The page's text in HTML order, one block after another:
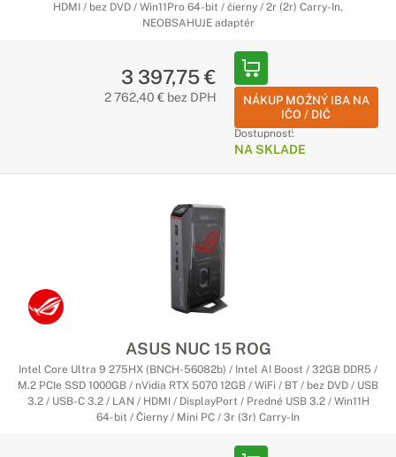
HDMI / bez DVD / Win11Pro 64-bit / čierny / 2r (2r) Carry-In,
NEOBSAHUJE adaptér
3 397,75 €
2 762,40 € bez DPH
NÁKUP MOŽNÝ IBA NA
IČO / DIČ
Dostupnosť:
NA SKLADE
ASUS NUC 15 ROG
Intel Core Ultra 9 275HX (BNCH-56082b) / Intel AI Boost / 32GB DDR5 /
M.2 PCIe SSD 1000GB / nVidia RTX 5070 12GB / WiFi / BT / bez DVD / USB
3.2 / USB-C 3.2 / LAN / HDMI / DisplayPort / Predné USB 3.2 / Win11H
64-bit / Čierny / Mini PC / 3r (3r) Carry-In